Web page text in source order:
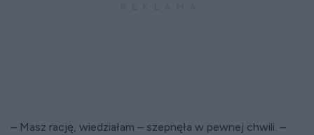
– Masz rację, wiedziałam – szepnęła w pewnej chwili. –